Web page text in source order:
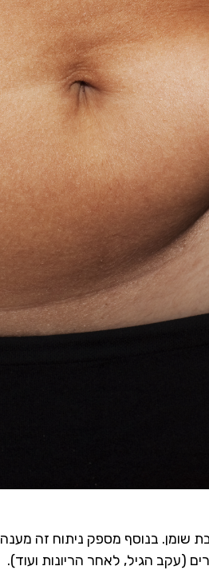
שומן. בנוסף מספק ניתוח זה מענה
(עקב הגיל, לאחר הריונות ועוד).